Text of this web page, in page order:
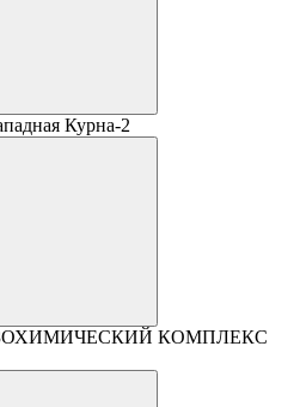
Курна-2
КОМПЛЕКС